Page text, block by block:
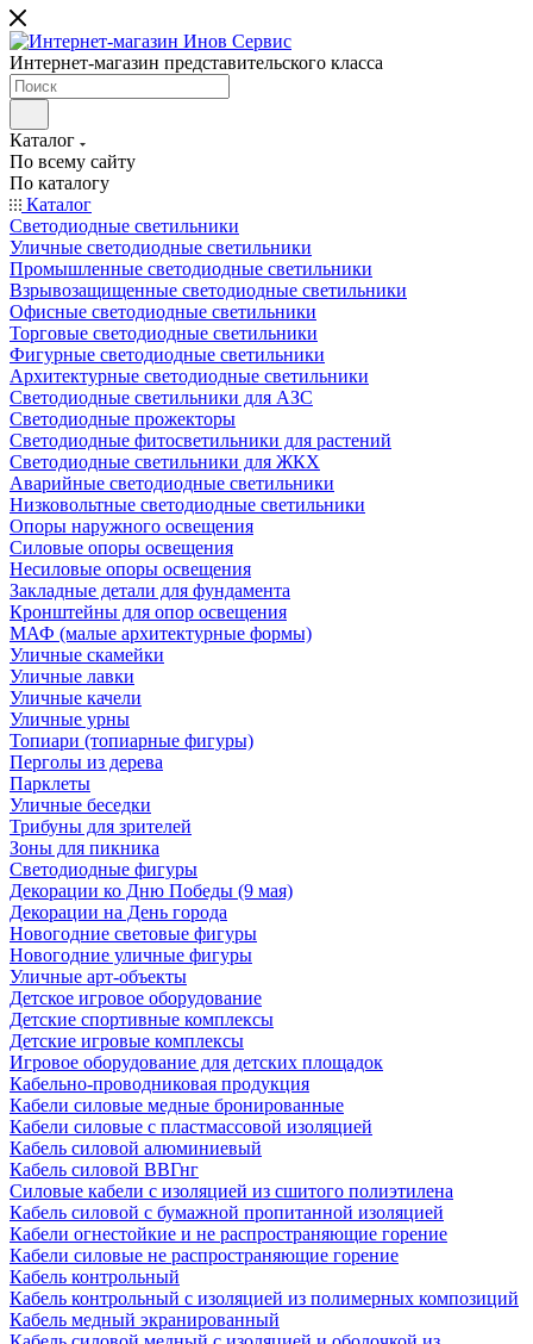
Интернет-магазин представительского класса
Каталог
По всему сайту
По каталогу
Каталог
Светодиодные светильники
Уличные светодиодные светильники
Промышленные светодиодные светильники
Взрывозащищенные светодиодные светильники
Офисные светодиодные светильники
Торговые светодиодные светильники
Фигурные светодиодные светильники
Архитектурные светодиодные светильники
Светодиодные светильники для АЗС
Светодиодные прожекторы
Светодиодные фитосветильники для растений
Светодиодные светильники для ЖКХ
Аварийные светодиодные светильники
Низковольтные светодиодные светильники
Опоры наружного освещения
Силовые опоры освещения
Несиловые опоры освещения
Закладные детали для фундамента
Кронштейны для опор освещения
МАФ (малые архитектурные формы)
Уличные скамейки
Уличные лавки
Уличные качели
Уличные урны
Топиари (топиарные фигуры)
Перголы из дерева
Парклеты
Уличные беседки
Трибуны для зрителей
Зоны для пикника
Светодиодные фигуры
Декорации ко Дню Победы (9 мая)
Декорации на День города
Новогодние световые фигуры
Новогодние уличные фигуры
Уличные арт-объекты
Детское игровое оборудование
Детские спортивные комплексы
Детские игровые комплексы
Игровое оборудование для детских площадок
Кабельно-проводниковая продукция
Кабели силовые медные бронированные
Кабели силовые с пластмассовой изоляцией
Кабель силовой алюминиевый
Кабель силовой ВВГнг
Силовые кабели с изоляцией из сшитого полиэтилена
Кабель силовой с бумажной пропитанной изоляцией
Кабели огнестойкие и не распространяющие горение
Кабели силовые не распространяющие горение
Кабель контрольный
Кабель контрольный с изоляцией из полимерных композиций
Кабель медный экранированный